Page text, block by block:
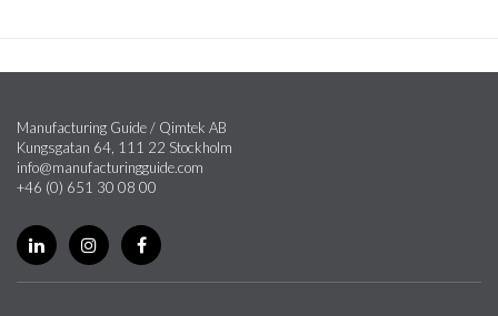
Manufacturing Guide / Qimtek AB
Kungsgatan 64, 111 22 Stockholm
info@manufacturingguide.com
+46 (0) 651 30 08 00